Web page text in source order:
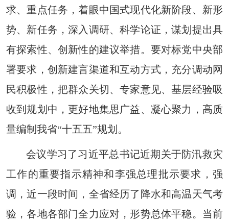
求、重点任务，着眼中国式现代化新阶段、新形
势、新任务，深入调研、科学论证，谋划提出具
有探索性、创新性的建议举措。要对标党中央部
署要求，创新建言渠道和互动方式，充分调动网
民积极性，把群众关切、专家意见、基层经验吸
收到规划中，更好地集思广益、凝心聚力，高质
量编制我省“十五五”规划。
会议学习了习近平总书记近期关于防汛救灾
工作的重要指示精神和李强总理批示要求，强
调，近一段时间，全省经历了降水和高温天气考
验，各地各部门全力应对，形势总体平稳。当前